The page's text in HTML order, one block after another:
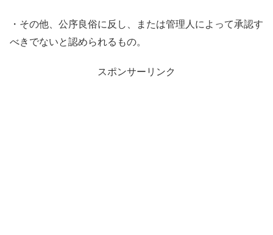
・その他、公序良俗に反し、または管理人によって承認す
べきでないと認められるもの。
スポンサーリンク